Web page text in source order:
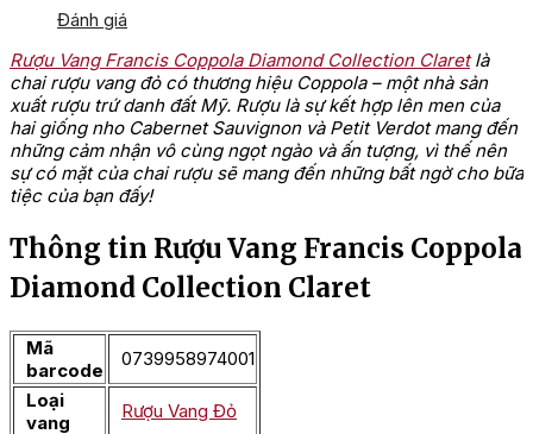
Đánh giá
Rượu Vang Francis Coppola Diamond Collection Claretlà
chai rượu vang đỏ có thương hiệu Coppola – một nhà sản
xuất rượu trứ danh đất Mỹ. Rượu là sự kết hợp lên men của
hai giống nho Cabernet Sauvignon và Petit Verdot mang đến
những cảm nhận vô cùng ngọt ngào và ấn tượng, vì thế nên
sự có mặt của chai rượu sẽ mang đến những bất ngờ cho bữa
tiệc của bạn đấy!
Thông tin Rượu Vang Francis Coppola
Diamond Collection Claret
Mã
barcode
0739958974001
Loại
vang
Rượu Vang Đỏ